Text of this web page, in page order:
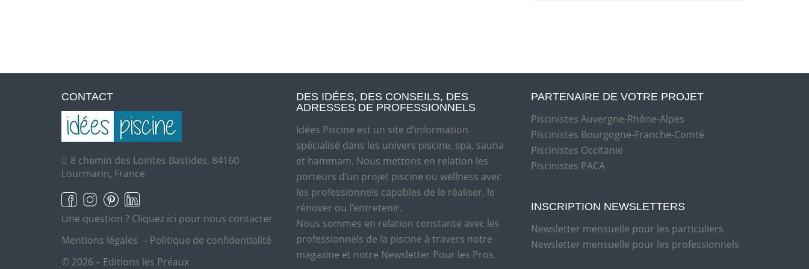
CONTACT
8 chemin des Lointes Bastides, 84160
Lourmarin, France
Une question ? Cliquez ici pour nous contacter
Mentions légales – Politique de confidentialité
© 2026 – Editions les Préaux
DES IDÉES, DES CONSEILS, DES
ADRESSES DE PROFESSIONNELS
Idées Piscine est un site d’information
spécialisé dans les univers piscine, spa, sauna
et hammam. Nous mettons en relation les
porteurs d’un projet piscine ou wellness avec
les professionnels capables de le réaliser, le
rénover ou l’entretenir.
Nous sommes en relation constante avec les
professionnels de la piscine à travers notre
magazine et notre Newsletter Pour les Pros.
PARTENAIRE DE VOTRE PROJET
Piscinistes Auvergne-Rhône-Alpes
Piscinistes Bourgogne-Franche-Comté
Piscinistes Occitanie
Piscinistes PACA
INSCRIPTION NEWSLETTERS
Newsletter mensuelle pour les particuliers
Newsletter mensuelle pour les professionnels